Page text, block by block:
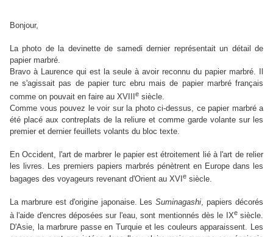
Bonjour,
La photo de la devinette de samedi dernier représentait un détail de
papier marbré.
Bravo à Laurence qui est la seule à avoir reconnu du papier marbré. Il
ne s'agissait pas de papier turc ebru mais de papier marbré français
comme on pouvait en faire au XVIIIe siècle.
Comme vous pouvez le voir sur la photo ci-dessus, ce papier marbré a
été placé aux contreplats de la reliure et comme garde volante sur les
premier et dernier feuillets volants du bloc texte.
En Occident, l'art de marbrer le papier est étroitement lié à l'art de relier
les livres. Les premiers papiers marbrés pénètrent en Europe dans les
bagages des voyageurs revenant d'Orient au XVI e siècle.
La marbrure est d'origine japonaise. LesSuminagashi, papiers décorés
à l'aide d'encres déposées sur l'eau, sont mentionnés dès le IXesiècle.
D'Asie, la marbrure passe en Turquie et les couleurs apparaissent. Les